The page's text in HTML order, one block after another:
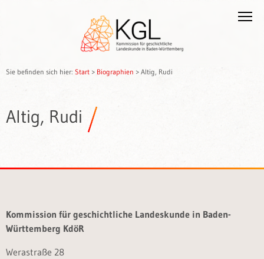
Sie befinden sich hier: Start > Biographien > Altig, Rudi
Altig, Rudi
Kommission für geschichtliche Landeskunde in Baden-
Württemberg KdöR
Werastraße 28